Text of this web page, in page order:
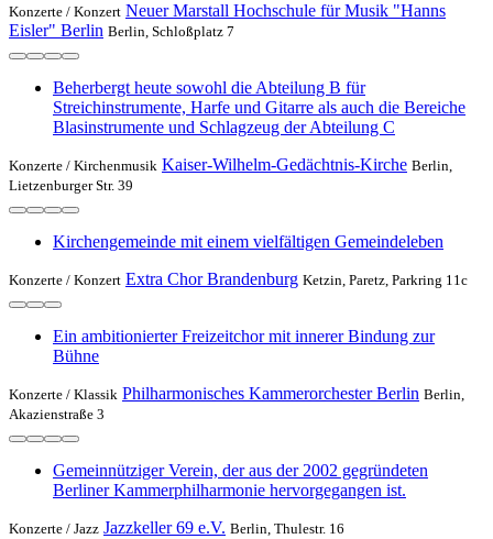
Konzerte / Konzert Neuer Marstall Hochschule für Musik "Hanns
Eisler" Berlin Berlin, Schloßplatz 7
Beherbergt heute sowohl die Abteilung B für
Streichinstrumente, Harfe und Gitarre als auch die Bereiche
Blasinstrumente und Schlagzeug der Abteilung C
Konzerte / Kirchenmusik Kaiser-Wilhelm-Gedächtnis-Kirche Berlin,
Lietzenburger Str. 39
Kirchengemeinde mit einem vielfältigen Gemeindeleben
Konzerte / Konzert Extra Chor Brandenburg Ketzin, Paretz, Parkring 11c
Ein ambitionierter Freizeitchor mit innerer Bindung zur
Bühne
Konzerte / Klassik Philharmonisches Kammerorchester Berlin Berlin,
Akazienstraße 3
Gemeinnütziger Verein, der aus der 2002 gegründeten
Berliner Kammerphilharmonie hervorgegangen ist.
Konzerte / Jazz Jazzkeller 69 e.V. Berlin, Thulestr. 16